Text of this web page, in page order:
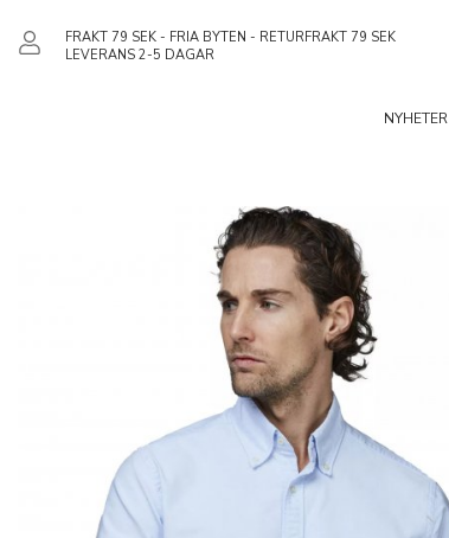
FRAKT 79 SEK - FRIA BYTEN - RETURFRAKT 79 SEK
LEVERANS 2-5 DAGAR
NYHETER